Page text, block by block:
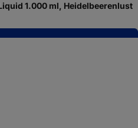
1.000 ml, Heidelbeerenlust